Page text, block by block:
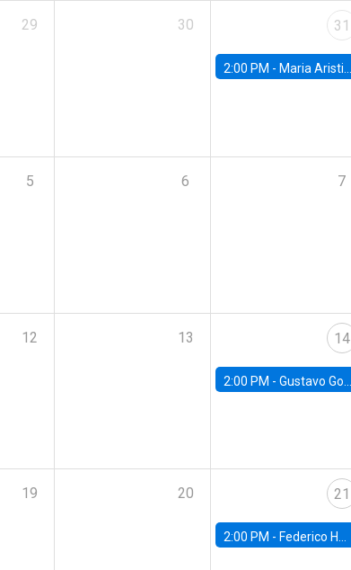
29 30 31
2:00 PM - Maria Aristizabal-Ramirez, FED Board
5 6 7
12 13 14
2:00 PM - Gustavo González - Banco Central de Chile
19 20 21
2:00 PM - Federico Huneeus - Banco Central de Chile